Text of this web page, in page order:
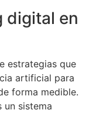
digital en
estrategias que
artificial para
forma medible.
un sistema